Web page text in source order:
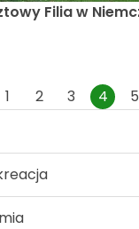
Filia w
1 2 3 4
5